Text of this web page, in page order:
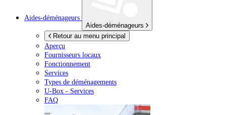
Aides-déménageurs
Aides-déménageurs
Retour au menu principal
Aperçu
Fournisseurs locaux
Fonctionnement
Services
Types de déménagements
U-Box - Services
FAQ